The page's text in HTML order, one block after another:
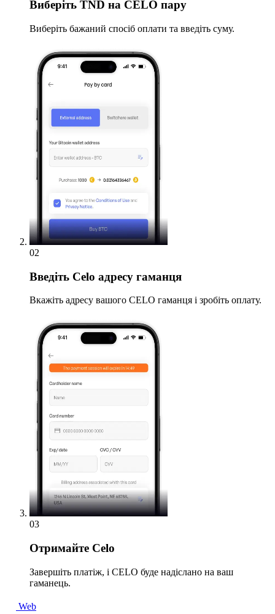
Виберіть TND на CELO пару
Виберіть бажаний спосіб оплати та введіть суму.
02
Введіть Celo адресу гаманця
Вкажіть адресу вашого CELO гаманця і зробіть оплату.
03
Отримайте Celo
Завершіть платіж, і CELO буде надіслано на ваш
гаманець.
Web